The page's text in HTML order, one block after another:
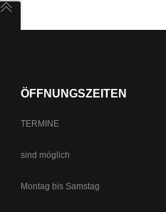
ÖFFNUNGSZEITEN
TERMINE
sind möglich
Montag bis Samstag